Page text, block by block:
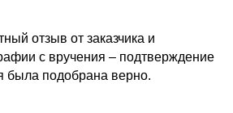
отзыв от заказчика и
с вручения – подтверждение
была подобрана верно.